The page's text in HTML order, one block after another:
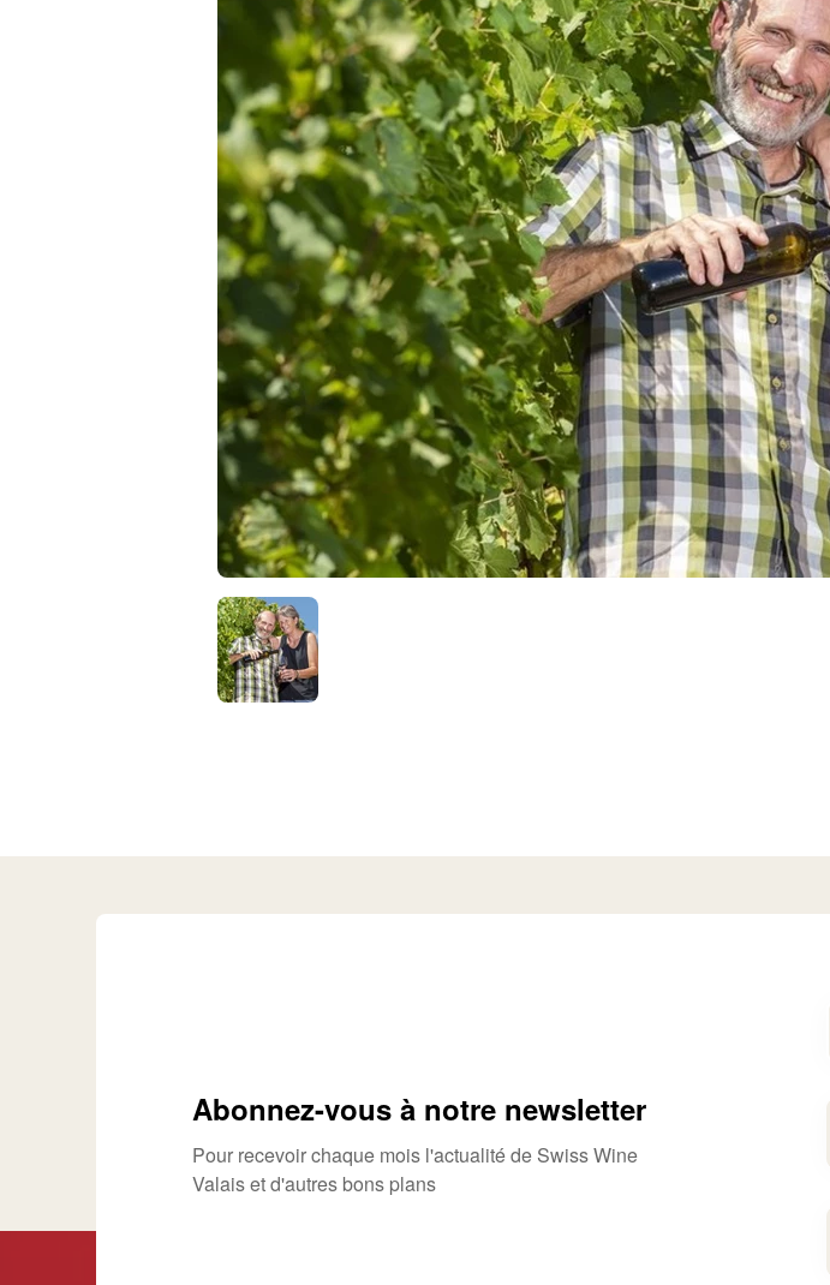
Abonnez-vous à notre newsletter
Pour recevoir chaque mois l'actualité de Swiss Wine
Valais et d'autres bons plans